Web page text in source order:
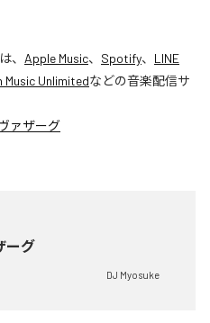
、 Apple Music、 Spotify、 LINE
Music Unlimitedなどの音楽配信サ
ァザーグ
ーグ
DJ Myosuke